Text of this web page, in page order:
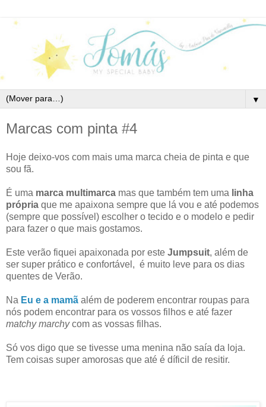
▼
Marcas com pinta #4
Hoje deixo-vos com mais uma marca cheia de pinta e que
sou fã.
É uma marca multimarca mas que também tem uma linha
própria que me apaixona sempre que lá vou e até podemos
(sempre que possível) escolher o tecido e o modelo e pedir
para fazer o que mais gostamos.
Este verão fiquei apaixonada por este Jumpsuit, além de
ser super prático e confortável, é muito leve para os dias
quentes de Verão.
Na Eu e a mamã além de poderem encontrar roupas para
nós podem encontrar para os vossos filhos e até fazer
matchy marchycom as vossas filhas.
Só vos digo que se tivesse uma menina não saía da loja.
Tem coisas super amorosas que até é díficil de resitir.